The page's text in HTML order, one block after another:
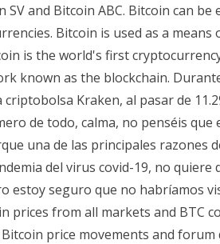
SV and Bitcoin ABC. Bitcoin can
Bitcoin is used as a
is the world's first
known as the blockchain.
criptobolsa Kraken, al pasar de
de todo, calma, no penséis que
una de las principales razones
del virus covid-19, no quiere
estoy seguro que no habríamos
prices from all markets and BTC
price movements and